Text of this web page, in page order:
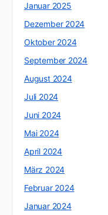
Januar 2025
Dezember 2024
Oktober 2024
September 2024
August 2024
Juli 2024
Juni 2024
Mai 2024
April 2024
März 2024
Februar 2024
Januar 2024